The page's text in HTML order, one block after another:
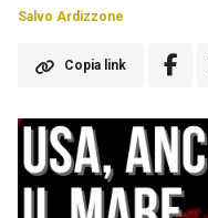
Salvo Ardizzone
Copia link